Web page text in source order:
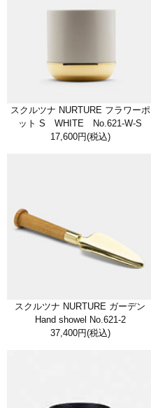
スクルツナ NURTURE フラワーポ
ット S WHITE No.621-W-S
17,600円(税込)
スクルツナ NURTURE ガーデン
Hand showel No.621-2
37,400円(税込)